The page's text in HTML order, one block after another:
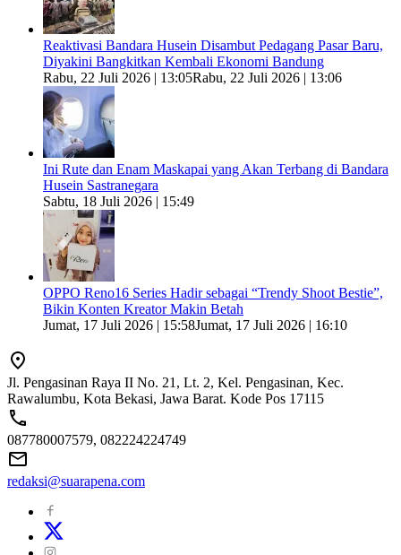
Reaktivasi Bandara Husein Disambut Pedagang Pasar Baru,
Diyakini Bangkitkan Kembali Ekonomi Bandung
Rabu, 22 Juli 2026 | 13:05Rabu, 22 Juli 2026 | 13:06
Ini Rute dan Enam Maskapai yang Akan Terbang di Bandara
Husein Sastranegara
Sabtu, 18 Juli 2026 | 15:49
OPPO Reno16 Series Hadir sebagai “Trendy Shoot Bestie”,
Bikin Konten Kreator Makin Betah
Jumat, 17 Juli 2026 | 15:58Jumat, 17 Juli 2026 | 16:10
Jl. Pengasinan Raya II No. 21, Lt. 2, Kel. Pengasinan, Kec.
Rawalumbu, Kota Bekasi, Jawa Barat. Kode Pos 17115
087780007579, 082224224749
redaksi@suarapena.com